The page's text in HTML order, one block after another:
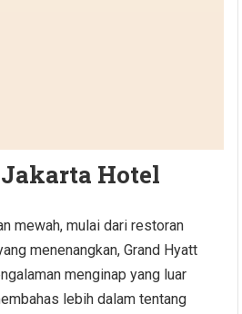
Hotel
mewah, mulai dari restoran
menenangkan, Grand Hyatt
menginap yang luar
lebih dalam tentang